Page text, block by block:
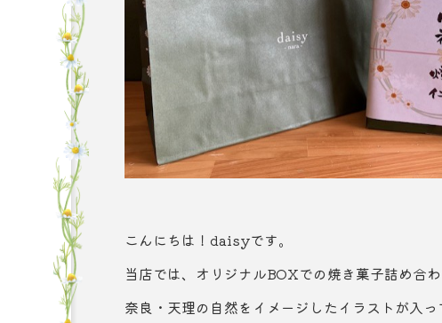
こんにちは！daisyです。
当店では、オリジナルBOXでの焼き菓子詰め合
奈良・天理の自然をイメージしたイラストが入っ